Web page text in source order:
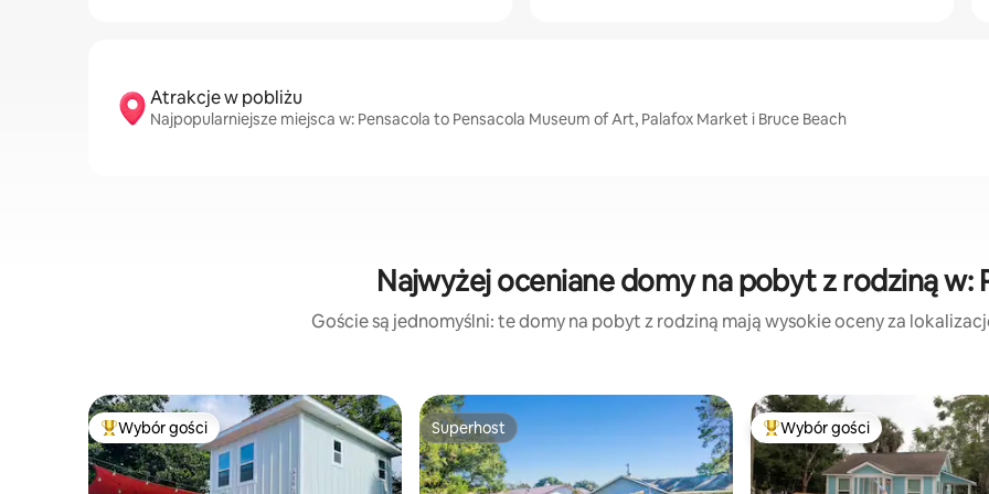
Atrakcje w pobliżu
Najpopularniejsze miejsca w: Pensacola to Pensacola Museum of Art, Palafox Market i Bruce Beach
Najwyżej oceniane domy na pobyt z rodziną w:
Goście są jednomyślni: te domy na pobyt z rodziną mają wysokie oceny za
Najpopularniejsze z kategorii Wybór gości
Wybór gości Superhost
Superhost Najpopularniejsze z kategorii
Wybór gości